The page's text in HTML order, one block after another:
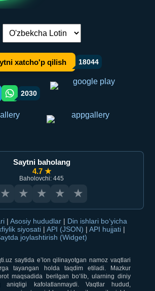
Tilni almashtirish:
xatcho'p qilish 18044
orqali ulashish
WhatsApp orqali ulashish
2030
Saytni baholang
4.7 ★
Baholovchi: 445
★ ★ ★ ★ ★
| Asosiy hududlar | Din ishlari bo‘yicha
siyosati | API (JSON) | API hujjati |
joylashtirish (Widget)
saytida e’lon qilinayotgan namoz vaqtlari
tayangan holda taqdim etiladi. Mazkur
maqsadida berilgan bo‘lib, ularning diniy
aniqligi kafolatlanmaydi. Vaqtlar hudud,